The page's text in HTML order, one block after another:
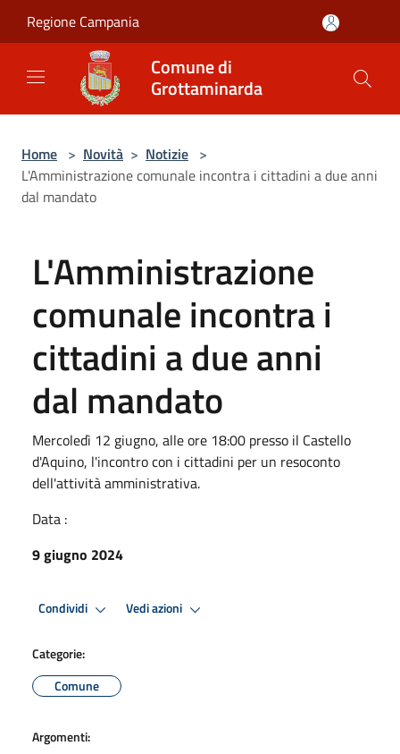
Regione Campania
Comune di
Grottaminarda
Home > Novità > Notizie >
L'Amministrazione comunale incontra i cittadini a due anni
dal mandato
L'Amministrazione
comunale incontra i
cittadini a due anni
dal mandato
Mercoledì 12 giugno, alle ore 18:00 presso il Castello
d'Aquino, l'incontro con i cittadini per un resoconto
dell'attività amministrativa.
Data :
9 giugno 2024
Condividi Vedi azioni
Categorie:
Comune
Argomenti: